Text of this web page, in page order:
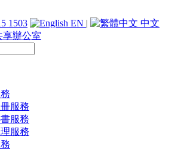
1503 EN | 中文
服務
服務
服務